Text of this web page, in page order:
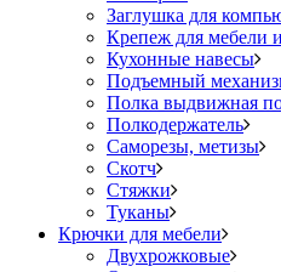
Заглушка для
Крепеж для мебели
Кухонные навесы
Подъемный
Полка выдвижная
Полкодержатель
Саморезы, метизы
Скотч
Стяжки
Туканы
Крючки для мебели
Двухрожковые